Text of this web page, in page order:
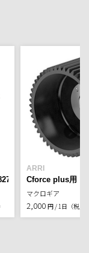
ARRI
Cforce plus用 マ
マクロギア
2,000 円 / 1日（税別